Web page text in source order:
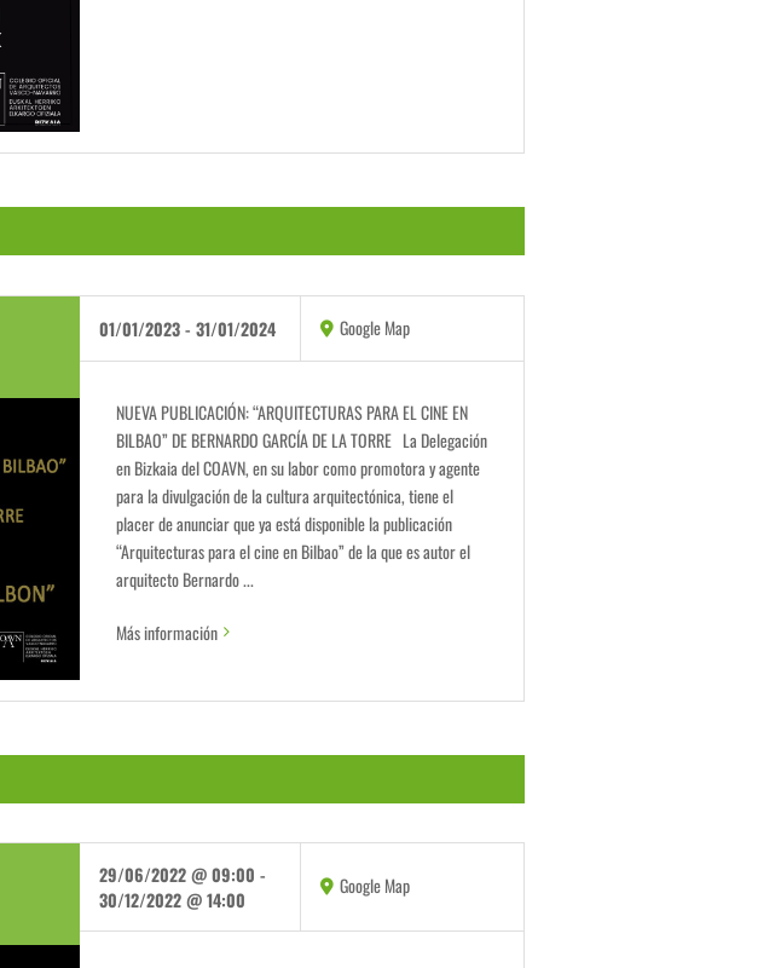
01/01/2023-31/01/2024 Google Map
NUEVA PUBLICACIÓN: “ARQUITECTURAS PARA EL CINE EN
BILBAO” DE BERNARDO GARCÍA DE LA TORRE La Delegación
en Bizkaia del COAVN, en su labor como promotora y agente
para la divulgación de la cultura arquitectónica, tiene el
placer de anunciar que ya está disponible la publicación
“Arquitecturas para el cine en Bilbao” de la que es autor el
arquitecto Bernardo ...
Más información
29/06/2022 @ 09:00 -
30/12/2022 @ 14:00
Google Map